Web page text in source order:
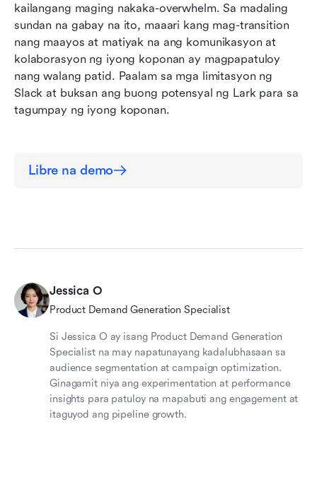
kailangang maging nakaka-overwhelm. Sa madaling
sundan na gabay na ito, maaari kang mag-transition
nang maayos at matiyak na ang komunikasyon at
kolaborasyon ng iyong koponan ay magpapatuloy
nang walang patid. Paalam sa mga limitasyon ng
Slack at buksan ang buong potensyal ng Lark para sa
tagumpay ng iyong koponan.
Libre na demo
Jessica O
Product Demand Generation Specialist
Si Jessica O ay isang Product Demand Generation
Specialist na may napatunayang kadalubhasaan sa
audience segmentation at campaign optimization.
Ginagamit niya ang experimentation at performance
insights para patuloy na mapabuti ang engagement at
itaguyod ang pipeline growth.